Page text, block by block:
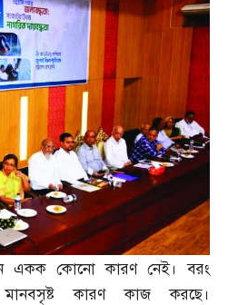
একক কোনো কারণ নেই। বরং
কারণ কাজ করছে।